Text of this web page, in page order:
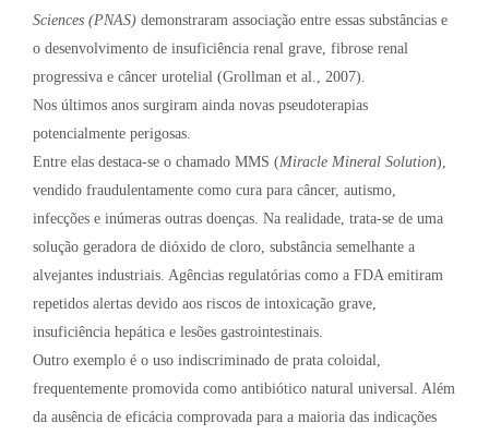
Sciences (PNAS) demonstraram associação entre essas substâncias e
o desenvolvimento de insuficiência renal grave, fibrose renal
progressiva e câncer urotelial (Grollman et al., 2007).
Nos últimos anos surgiram ainda novas pseudoterapias
potencialmente perigosas.
Entre elas destaca-se o chamado MMS (Miracle Mineral Solution),
vendido fraudulentamente como cura para câncer, autismo,
infecções e inúmeras outras doenças. Na realidade, trata-se de uma
solução geradora de dióxido de cloro, substância semelhante a
alvejantes industriais. Agências regulatórias como a FDA emitiram
repetidos alertas devido aos riscos de intoxicação grave,
insuficiência hepática e lesões gastrointestinais.
Outro exemplo é o uso indiscriminado de prata coloidal,
frequentemente promovida como antibiótico natural universal. Além
da ausência de eficácia comprovada para a maioria das indicações